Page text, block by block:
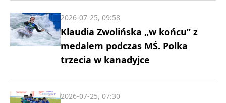
Klaudia Zwolińska „w końcu” z
medalem podczas MŚ. Polka
trzecia w kanadyjce
2026-07-25, 09:58
2026-07-25, 07:30